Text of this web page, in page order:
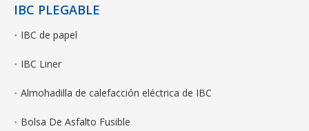
IBC PLEGABLE
IBC de papel
IBC Liner
Almohadilla de calefacción eléctrica de IBC
Bolsa De Asfalto Fusible